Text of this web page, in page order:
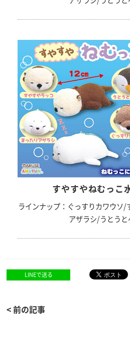
すやすやねむっこ
ラインナップ：ぐっすりカワウソ/
アザラシ/うとうと
LINEで送る
< 前の記事